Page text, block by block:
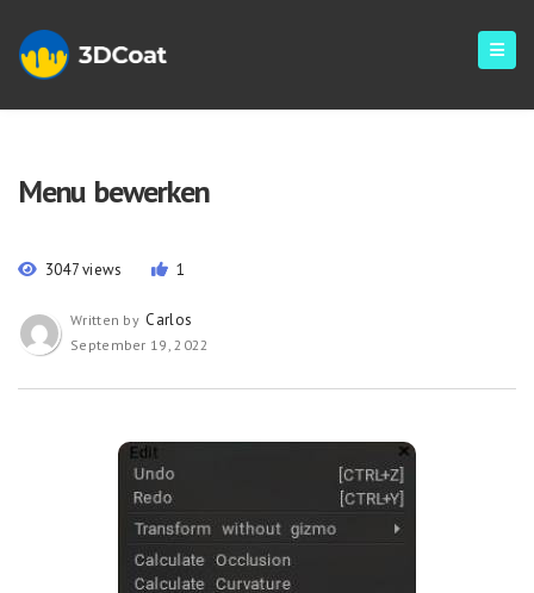
Menu bewerken
3047 views 1
Written by Carlos
September 19, 2022